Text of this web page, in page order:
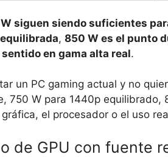
siguen siendo suficientes
, 850 W es el punto
en gama alta real.
un PC gaming actual y no
750 W para 1440p equilibrado,
el procesador o el uso
de GPU con fuente